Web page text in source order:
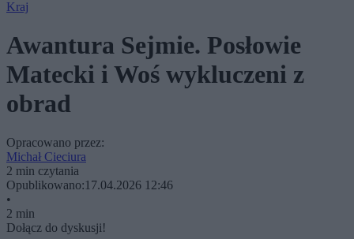
Kraj
Awantura Sejmie. Posłowie
Matecki i Woś wykluczeni z
obrad
Opracowano przez:
Michał Cieciura
2 min czytania
Opublikowano:17.04.2026 12:46
•
2 min
Dołącz do dyskusji!